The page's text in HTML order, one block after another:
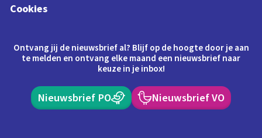
Cookies
Ontvang jij de nieuwsbrief al? Blijf op de hoogte door je aan
te melden en ontvang elke maand een nieuwsbrief naar
keuze in je inbox!
Nieuwsbrief PO Nieuwsbrief VO